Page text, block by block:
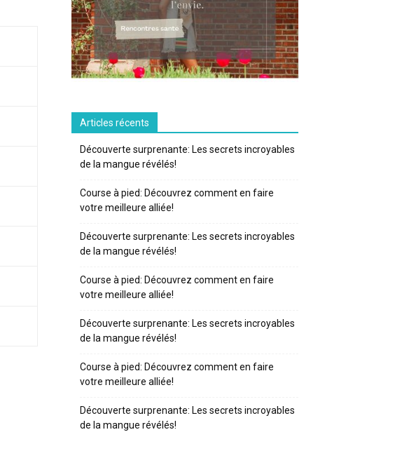
Articles récents
Découverte surprenante: Les secrets incroyables
de la mangue révélés!
Course à pied: Découvrez comment en faire
votre meilleure alliée!
Découverte surprenante: Les secrets incroyables
de la mangue révélés!
Course à pied: Découvrez comment en faire
votre meilleure alliée!
Découverte surprenante: Les secrets incroyables
de la mangue révélés!
Course à pied: Découvrez comment en faire
votre meilleure alliée!
Découverte surprenante: Les secrets incroyables
de la mangue révélés!